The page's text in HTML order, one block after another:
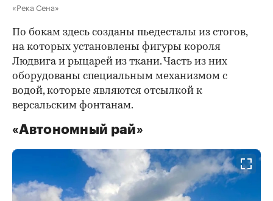
«Река Сена»
По бокам здесь созданы пьедесталы из стогов,
на которых установлены фигуры короля
Людвига и рыцарей из ткани. Часть из них
оборудованы специальным механизмом с
водой, которые являются отсылкой к
версальским фонтанам.
«Автономный рай»